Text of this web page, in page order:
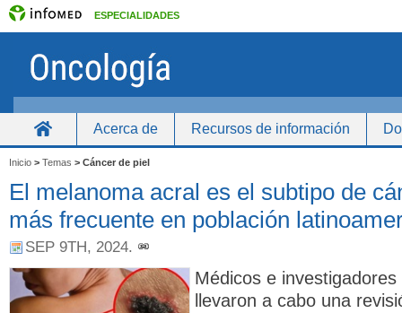
ESPECIALIDADES
Acerca de Recursos de información
Inicio > Temas > Cáncer de piel
El melanoma acral es el subtipo de
más frecuente en población
SEP 9TH, 2024.
Médicos e
llevaron a cabo una